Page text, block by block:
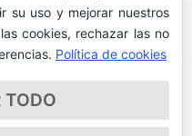
su uso y mejorar nuestros
cookies, rechazar las no
Política de cookies
TODO